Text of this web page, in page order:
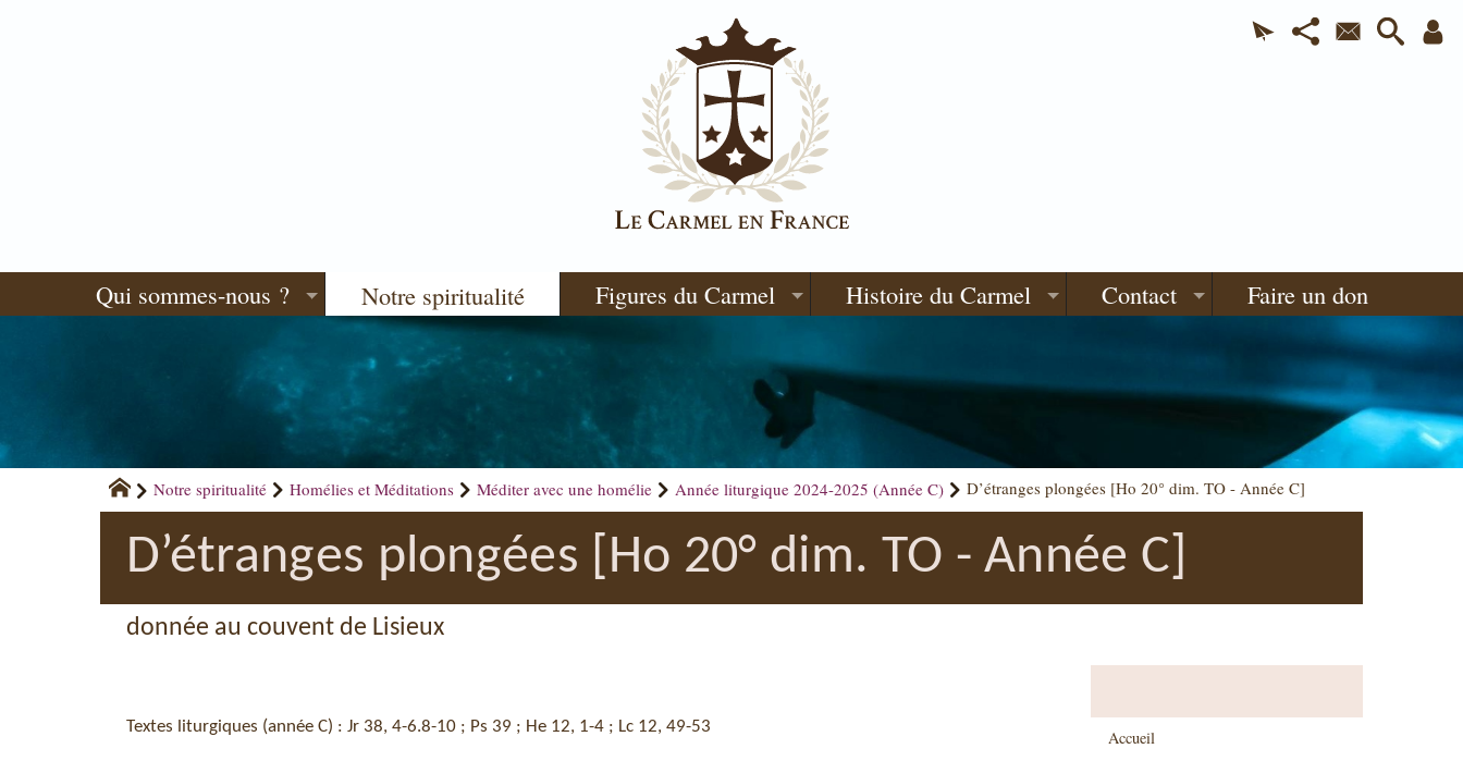
Qui sommes-nous ? Notre spiritualité Figures du Carmel Histoire du Carmel Contact Faire un don
Notre spiritualité Homélies et Méditations Méditer avec une homélie Année liturgique 2024-2025 (Année C) D’étranges plongées [Ho 20° dim. TO - Année C]
D’étranges plongées [Ho 20° dim. TO - Année C]
donnée au couvent de Lisieux
Textes liturgiques (année C) : Jr 38, 4-6.8-10 ; Ps 39 ; He 12, 1-4 ; Lc 12, 49-53
Accueil